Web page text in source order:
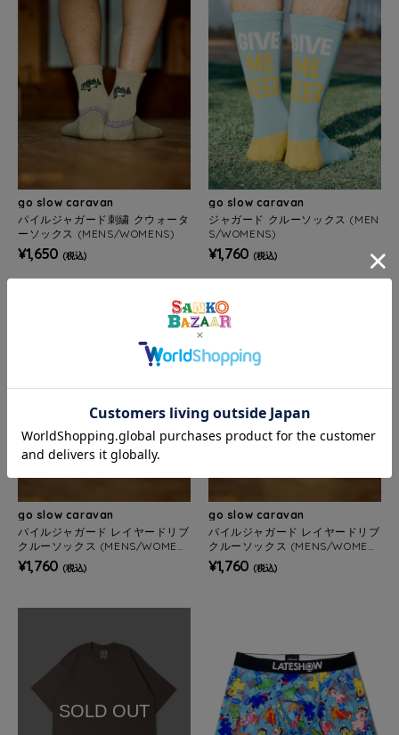
go slow caravan
パイルジャガード刺繍 クウォータ
ーソックス (MENS/WOMENS)
¥1,650 (税込)
go slow caravan
ジャガード クルーソックス (MEN
S/WOMENS)
¥1,760 (税込)
go slow caravan
パイルジャガード レイヤードリブ
クルーソックス (MENS/WOMEN
S)
¥1,760 (税込)
go slow caravan
パイルジャガード レイヤードリブ
クルーソックス (MENS/WOMEN
S)
¥1,760 (税込)
SOLD OUT